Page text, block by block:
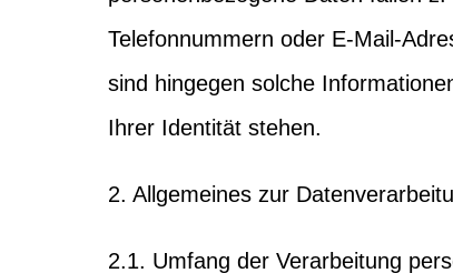
Telefonnummern oder E-Mail-
sind hingegen solche
Ihrer Identität stehen.
2. Allgemeines zur
2.1. Umfang der Verarbeitung